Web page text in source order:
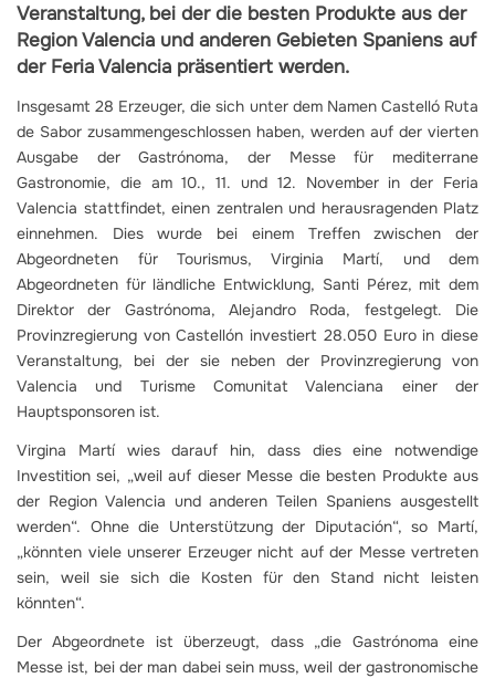
Veranstaltung, bei der die besten Produkte aus der
Region Valencia und anderen Gebieten Spaniens auf
der Feria Valencia präsentiert werden.
Insgesamt 28 Erzeuger, die sich unter dem Namen Castelló Ruta
de Sabor zusammengeschlossen haben, werden auf der vierten
Ausgabe der Gastrónoma, der Messe für mediterrane
Gastronomie, die am 10., 11. und 12. November in der Feria
Valencia stattfindet, einen zentralen und herausragenden Platz
einnehmen. Dies wurde bei einem Treffen zwischen der
Abgeordneten für Tourismus, Virginia Martí, und dem
Abgeordneten für ländliche Entwicklung, Santi Pérez, mit dem
Direktor der Gastrónoma, Alejandro Roda, festgelegt. Die
Provinzregierung von Castellón investiert 28.050 Euro in diese
Veranstaltung, bei der sie neben der Provinzregierung von
Valencia und Turisme Comunitat Valenciana einer der
Hauptsponsoren ist.
Virgina Martí wies darauf hin, dass dies eine notwendige
Investition sei, „weil auf dieser Messe die besten Produkte aus
der Region Valencia und anderen Teilen Spaniens ausgestellt
werden“. Ohne die Unterstützung der Diputación“, so Martí,
„könnten viele unserer Erzeuger nicht auf der Messe vertreten
sein, weil sie sich die Kosten für den Stand nicht leisten
könnten“.
Der Abgeordnete ist überzeugt, dass „die Gastrónoma eine
Messe ist, bei der man dabei sein muss, weil der gastronomische